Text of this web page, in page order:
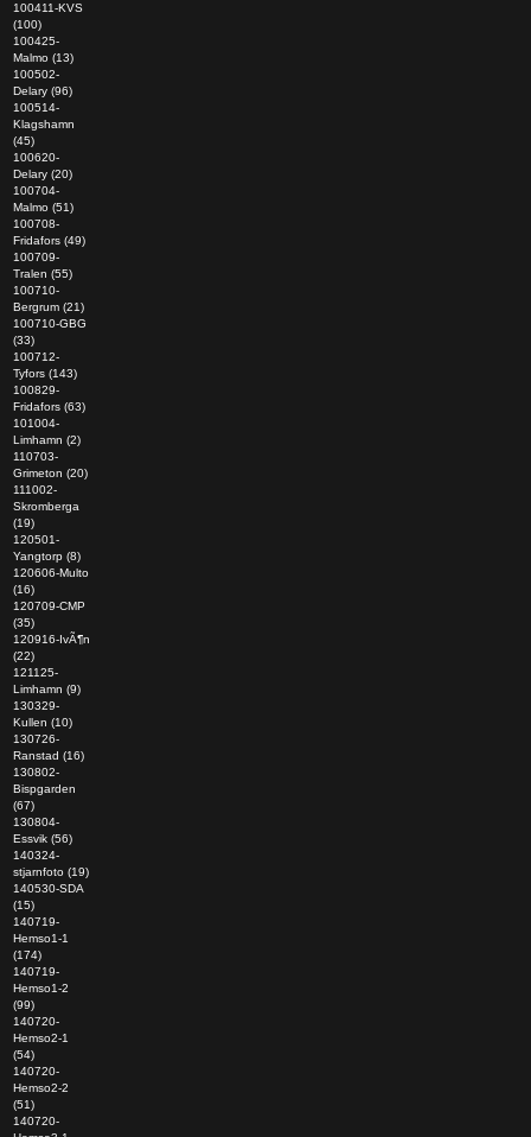
100411-KVS
(100)
100425-
Malmo (13)
100502-
Delary (96)
100514-
Klagshamn
(45)
100620-
Delary (20)
100704-
Malmo (51)
100708-
Fridafors (49)
100709-
Tralen (55)
100710-
Bergrum (21)
100710-GBG
(33)
100712-
Tyfors (143)
100829-
Fridafors (63)
101004-
Limhamn (2)
110703-
Grimeton (20)
111002-
Skromberga
(19)
120501-
Yangtorp (8)
120606-Multo
(16)
120709-CMP
(35)
120916-IvÃ¶n
(22)
121125-
Limhamn (9)
130329-
Kullen (10)
130726-
Ranstad (16)
130802-
Bispgarden
(67)
130804-
Essvik (56)
140324-
stjarnfoto (19)
140530-SDA
(15)
140719-
Hemso1-1
(174)
140719-
Hemso1-2
(99)
140720-
Hemso2-1
(54)
140720-
Hemso2-2
(51)
140720-